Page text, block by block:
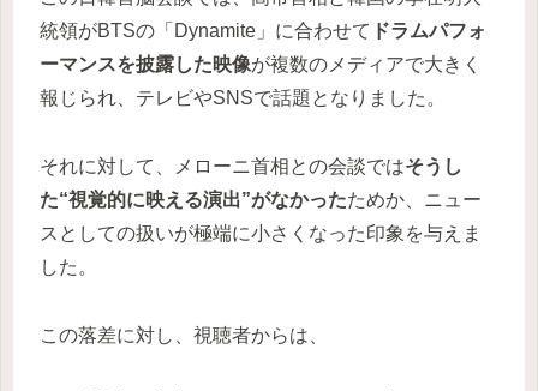
統領がBTSの「Dynamite」に合わせて ドラムパフォ
ーマンスを披露した映像が複数のメディアで大きく
報じられ、テレビやSNSで話題となりました。
それに対して、メローニ首相との会談ではそうし
た“視覚的に映える演出”がなかったためか、ニュー
スとしての扱いが極端に小さくなった印象を与えま
した。
この落差に対し、視聴者からは、